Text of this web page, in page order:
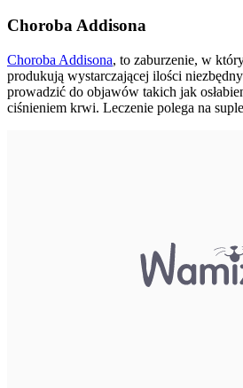
Choroba Addisona
Choroba Addisona, to zaburzenie, w
produkują wystarczającej ilości
prowadzić do objawów takich jak
ciśnieniem krwi. Leczenie polega na